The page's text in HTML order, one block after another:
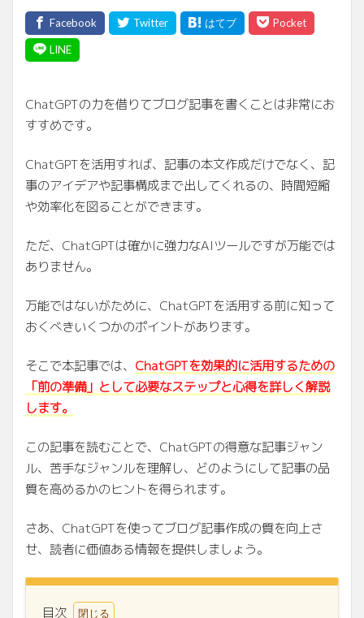
ChatGPTの力を借りてブログ記事を書くことは非常にお
すすめです。
ChatGPTを活用すれば、記事の本文作成だけでなく、記
事のアイデアや記事構成まで出してくれるの、時間短縮
や効率化を図ることができます。
ただ、ChatGPTは確かに強力なAIツールですが万能では
ありません。
万能ではないがために、ChatGPTを活用する前に知って
おくべきいくつかのポイントがあります。
そこで本記事では、 ChatGPTを効果的に活用するための
「前の準備」として必要なステップと心得を詳しく解説
します。
この記事を読むことで、ChatGPTの得意な記事ジャン
ル、苦手なジャンルを理解し、どのようにして記事の品
質を高めるかのヒントを得られます。
さあ、ChatGPTを使ってブログ記事作成の質を向上さ
せ、読者に価値ある情報を提供しましょう。
目次